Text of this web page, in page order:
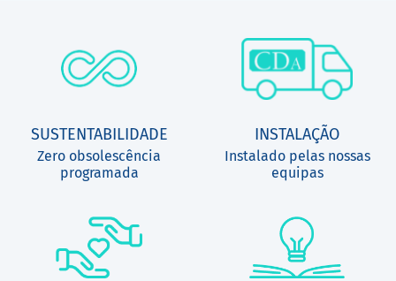
SUSTENTABILIDADE
Zero obsolescência
programada
INSTALAÇÃO
Instalado pelas nossas
equipas